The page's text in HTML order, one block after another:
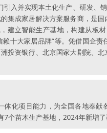
引入并实现本土化生产、研发、
集成家居解决方案服务商，是
建立智能生产基地，构建从板
赖十大家居品牌”等。凭借国企
投资银行、北京国家大剧院、
体化项目能力，为全国各地奉
7个苗木生产基地，2024年新增